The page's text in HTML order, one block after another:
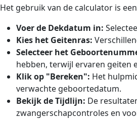
Het gebruik van de calculator is
Voer de Dekdatum in:
Kies het Geitenras:
Selecteer het
hebben, terwijl ervaren geiten
Klik op "Bereken": Het
verwachte geboortedatum.
Bekijk de Tijdlijn: De
zwangerschapcontroles en